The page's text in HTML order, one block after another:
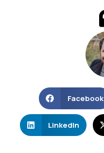
Facebook
LinkedIn